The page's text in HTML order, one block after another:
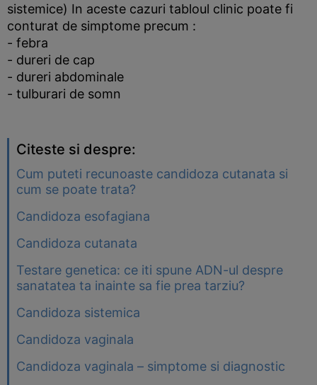
sistemice) In aceste cazuri tabloul clinic poate fi
conturat de simptome precum :
- febra
- dureri de cap
- dureri abdominale
- tulburari de somn
Citeste si despre:
Cum puteti recunoaste candidoza cutanata si
cum se poate trata?
Candidoza esofagiana
Candidoza cutanata
Testare genetica: ce iti spune ADN-ul despre
sanatatea ta inainte sa fie prea tarziu?
Candidoza sistemica
Candidoza vaginala
Candidoza vaginala – simptome si diagnostic